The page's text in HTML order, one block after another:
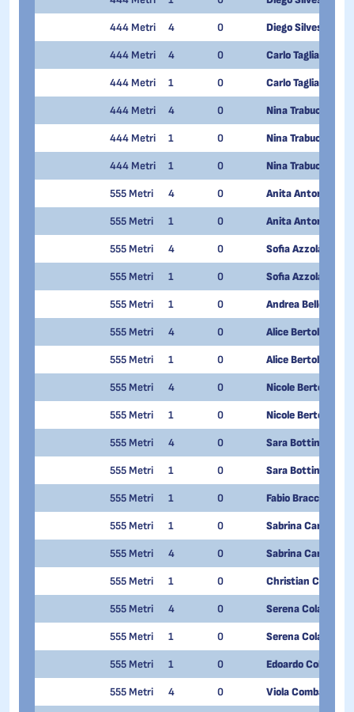
444 Metri 4 0 Diego Silvestri
444 Metri 4 0 Carlo Tagliabue
444 Metri 1 0 Carlo Tagliabue
444 Metri 4 0 Nina Trabucchi
444 Metri 1 0 Nina Trabucchi
444 Metri 1 0 Nina Trabucchi
555 Metri 4 0 Anita Antonioli
555 Metri 1 0 Anita Antonioli
555 Metri 4 0 Sofia Azzola
555 Metri 1 0 Sofia Azzola
555 Metri 1 0 Andrea Bellotti
555 Metri 4 0 Alice Bertolina
555 Metri 1 0 Alice Bertolina
555 Metri 4 0 Nicole Bertolina
555 Metri 1 0 Nicole Bertolina
555 Metri 4 0 Sara Bottini
555 Metri 1 0 Sara Bottini
555 Metri 1 0 Fabio Bracchi
555 Metri 1 0 Sabrina Canclini
555 Metri 4 0 Sabrina Canclini
555 Metri 1 0 Christian Cattani
555 Metri 4 0 Serena Cola
555 Metri 1 0 Serena Cola
555 Metri 1 0 Edoardo Colturi
555 Metri 4 0 Viola Comba